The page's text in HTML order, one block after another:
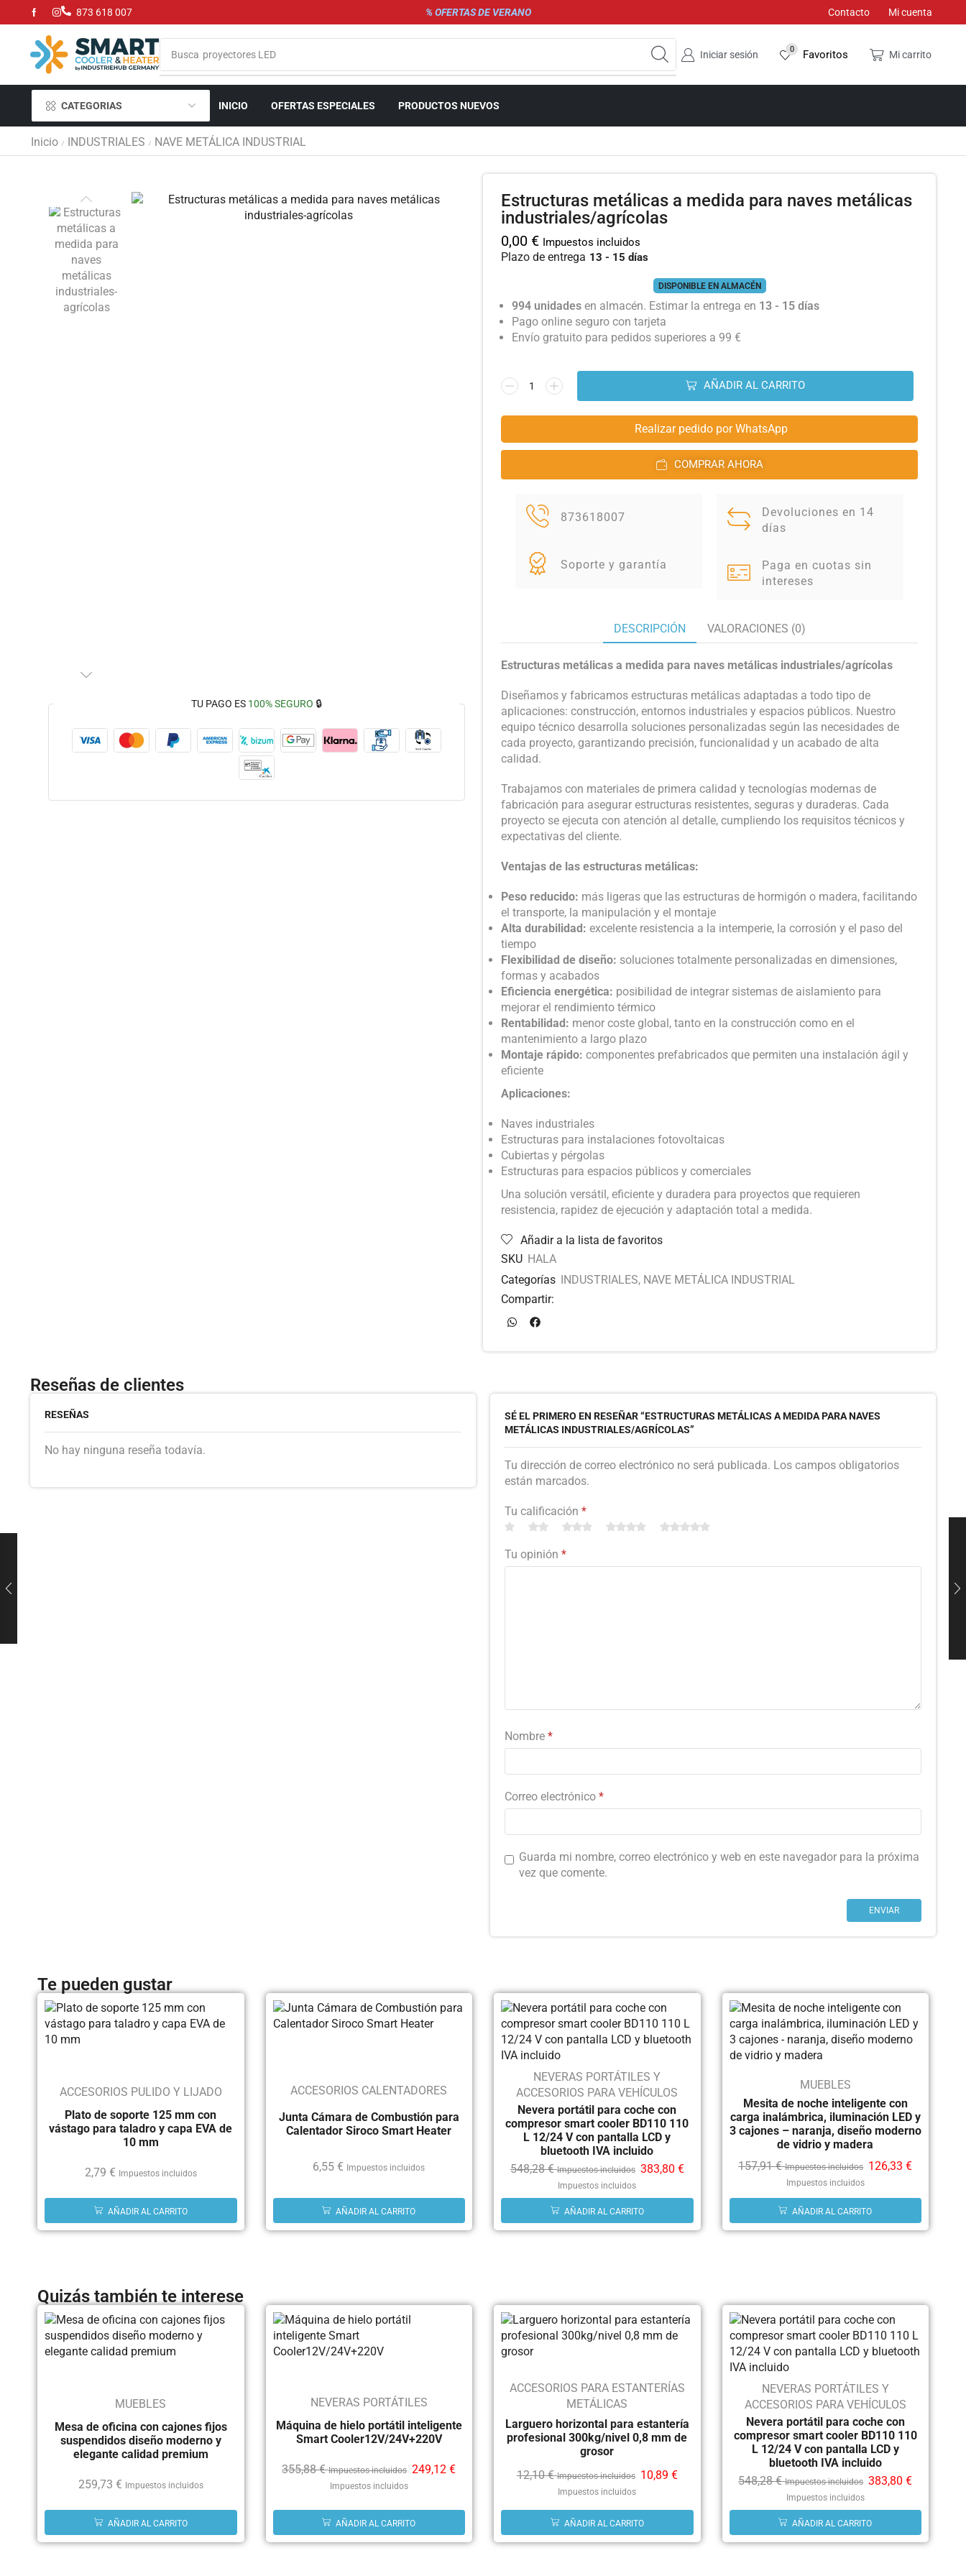
873 618 007 % OFERTAS DE VERANO Contacto Mi cuenta
Busca parrillas de gas y carbón Iniciar sesión 0 Favoritos Mi carrito
CATEGORIAS INICIO OFERTAS ESPECIALES PRODUCTOS NUEVOS
Inicio / INDUSTRIALES / NAVE METÁLICA INDUSTRIAL
TU PAGO ES 100% SEGURO 🔒
Estructuras metálicas a medida para naves metálicas
industriales/agrícolas
0,00 € Impuestos incluidos
Plazo de entrega 13 - 15 días
DISPONIBLE EN ALMACÉN
994 unidades en almacén. Estimar la entrega en 13 - 15 días
Pago online seguro con tarjeta
Envío gratuito para pedidos superiores a 99 €
AÑADIR AL CARRITO
Realizar pedido por WhatsApp
COMPRAR AHORA
873618007
Soporte y garantía
Devoluciones en 14
días
Paga en cuotas sin
intereses
DESCRIPCIÓN VALORACIONES (0)
Estructuras metálicas a medida para naves metálicas industriales/agrícolas
Diseñamos y fabricamos estructuras metálicas adaptadas a todo tipo de
aplicaciones: construcción, entornos industriales y espacios públicos. Nuestro
equipo técnico desarrolla soluciones personalizadas según las necesidades de
cada proyecto, garantizando precisión, funcionalidad y un acabado de alta
calidad.
Trabajamos con materiales de primera calidad y tecnologías modernas de
fabricación para asegurar estructuras resistentes, seguras y duraderas. Cada
proyecto se ejecuta con atención al detalle, cumpliendo los requisitos técnicos y
expectativas del cliente.
Ventajas de las estructuras metálicas:
Peso reducido: más ligeras que las estructuras de hormigón o madera, facilitando
el transporte, la manipulación y el montaje
Alta durabilidad: excelente resistencia a la intemperie, la corrosión y el paso del
tiempo
Flexibilidad de diseño: soluciones totalmente personalizadas en dimensiones,
formas y acabados
Eficiencia energética: posibilidad de integrar sistemas de aislamiento para
mejorar el rendimiento térmico
Rentabilidad: menor coste global, tanto en la construcción como en el
mantenimiento a largo plazo
Montaje rápido: componentes prefabricados que permiten una instalación ágil y
eficiente
Aplicaciones:
Naves industriales
Estructuras para instalaciones fotovoltaicas
Cubiertas y pérgolas
Estructuras para espacios públicos y comerciales
Una solución versátil, eficiente y duradera para proyectos que requieren
resistencia, rapidez de ejecución y adaptación total a medida.
Añadir a la lista de favoritos
SKU HALA
Categorías INDUSTRIALES, NAVE METÁLICA INDUSTRIAL
Compartir:
Reseñas de clientes
RESEÑAS
No hay ninguna reseña todavía.
SÉ EL PRIMERO EN RESEÑAR “ESTRUCTURAS METÁLICAS A MEDIDA PARA NAVES
METÁLICAS INDUSTRIALES/AGRÍCOLAS”
Tu dirección de correo electrónico no será publicada. Los campos obligatorios
están marcados.
Tu calificación *
Tu opinión *
Nombre *
Correo electrónico *
Guarda mi nombre, correo electrónico y web en este navegador para la próxima
vez que comente.
Te pueden gustar
ACCESORIOS PULIDO Y LIJADO
Plato de soporte 125 mm con
vástago para taladro y capa EVA de
10 mm
2,79 € Impuestos incluidos
AÑADIR AL CARRITO
ACCESORIOS CALENTADORES
Junta Cámara de Combustión para
Calentador Siroco Smart Heater
6,55€ Impuestos incluidos
AÑADIR AL CARRITO
NEVERAS PORTÁTILES Y
ACCESORIOS PARA VEHÍCULOS
Nevera portátil para coche con
compresor smart cooler BD110 110
L 12/24 V con pantalla LCD y
bluetooth IVA incluido
548,28€ Impuestos incluidos 383,80 €
Impuestos incluidos
AÑADIR AL CARRITO
MUEBLES
Mesita de noche inteligente con
carga inalámbrica, iluminación LED y
3 cajones – naranja, diseño moderno
de vidrio y madera
157,91€ Impuestos incluidos 126,33€
Impuestos incluidos
AÑADIR AL CARRITO
Quizás también te interese
MUEBLES
Mesa de oficina con cajones fijos
suspendidos diseño moderno y
elegante calidad premium
259,73 € Impuestos incluidos
AÑADIR AL CARRITO
NEVERAS PORTÁTILES
Máquina de hielo portátil inteligente
Smart Cooler12V/24V+220V
355,88€ Impuestos incluidos 249,12€
Impuestos incluidos
AÑADIR AL CARRITO
ACCESORIOS PARA ESTANTERÍAS
METÁLICAS
Larguero horizontal para estantería
profesional 300kg/nivel 0,8 mm de
grosor
12,10€ Impuestos incluidos 10,89 €
Impuestos incluidos
AÑADIR AL CARRITO
NEVERAS PORTÁTILES Y
ACCESORIOS PARA VEHÍCULOS
Nevera portátil para coche con
compresor smart cooler BD110 110
L 12/24 V con pantalla LCD y
bluetooth IVA incluido
548,28€ Impuestos incluidos 383,80€
Impuestos incluidos
AÑADIR AL CARRITO